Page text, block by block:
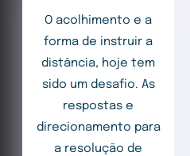
O acolhimento e a
forma de instruir a
distância, hoje tem
sido um desafio. As
respostas e
direcionamento para
a resolução de